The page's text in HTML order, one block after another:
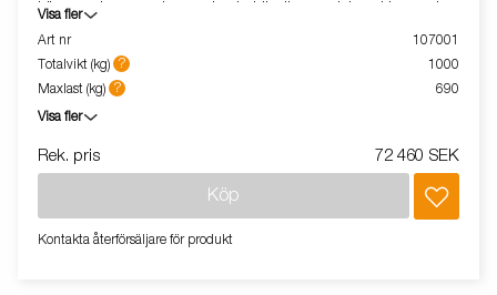
köregenskaper tack vare den behändiga storleken. Utrustade
med 80 cm höga lämmar, stödhjul och sidohängd bakdörr.
Den 65 cm höga glasfiberhuven går att få profilerad mot en
extra kostnad. Vagnen på bilden kan vara extrautrustad.
Visa fler
Art nr
107001
Totalvikt (kg)
?
1000
Maxlast (kg)
? 690
Visa fler
Rek. pris 72 460 SEK
Köp
Kontakta återförsäljare för produkt